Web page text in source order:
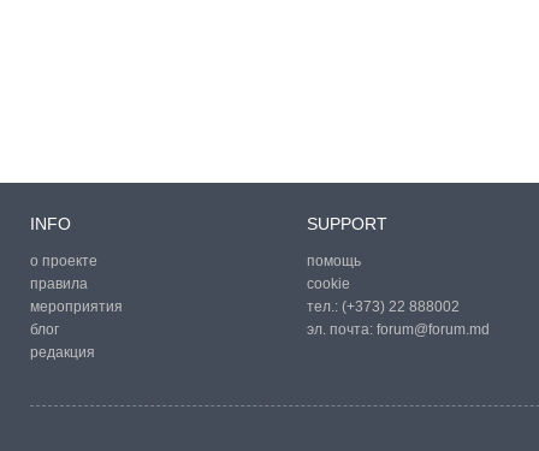
INFO
о проекте
правила
мероприятия
блог
редакция
SUPPORT
помощь
cookie
тел.: (+373) 22 888002
эл. почта: forum@forum.md